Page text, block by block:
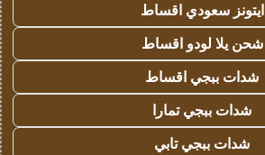
ايتونز سعودي اقساط
شحن يلا لودو اقساط
شدات ببجي اقساط
شدات ببجي تمارا
شدات ببجي تابي